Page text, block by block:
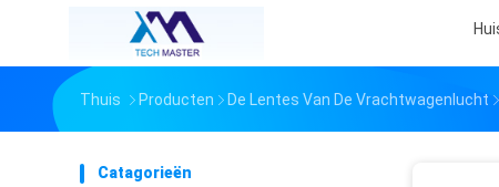
Thuis Producten De Lentes Van De Vrachtwagenlucht
Catagorieën